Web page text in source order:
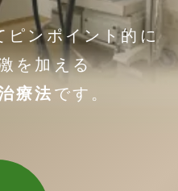
ピンポイント的に
を加える
療法 です。